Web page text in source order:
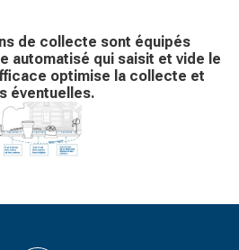
de collecte sont équipés
automatisé qui saisit et vide le
optimise la collecte et
éventuelles.